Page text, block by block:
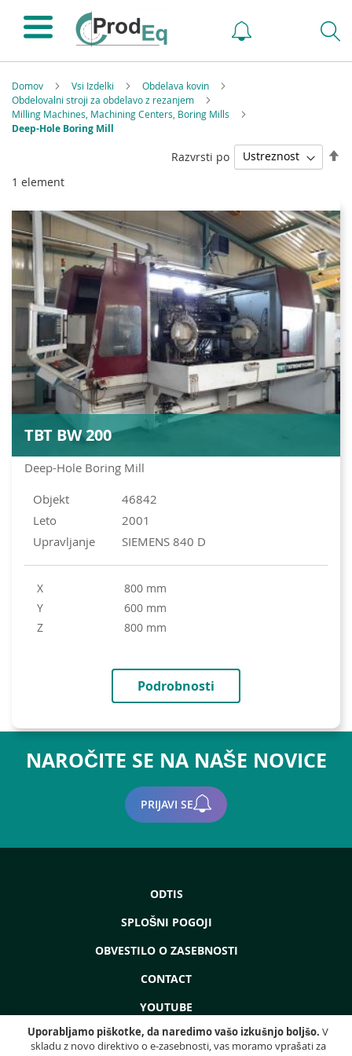
Uporabljamo piškotke, da naredimo vašo izkušnjo boljšo. V
skladu z novo direktivo o e-zasebnosti, vas moramo vprašati za
Domov Vsi Izdelki
Obdelava kovin
Obdelovalni stroji za obdelavo z rezanjem
Milling Machines, Machining Centers, Boring Mills
Deep-Hole Boring Mill
1 element
Razvrsti po
Deep-Hole Boring Mill
TBT BW 200
Objekt
46842
Leto
2001
Upravljanje
SIEMENS 840 D
X
800 mm
Y
600 mm
Z
800 mm
Podrobnosti
NAROČITE SE NA NAŠE NOVICE
PRIJAVI SE
ODTIS
SPLOŠNI POGOJI
OBVESTILO O ZASEBNOSTI
CONTACT
YOUTUBE